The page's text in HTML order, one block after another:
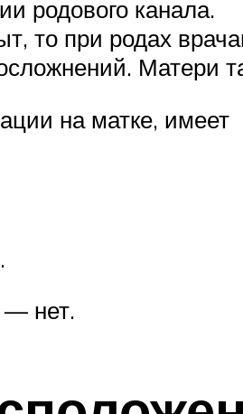
родового канала.
то при родах
Матери
на матке, имеет
— нет.